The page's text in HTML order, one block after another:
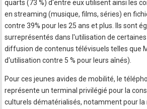
quarts (73 %) d'entre eux utilisent ainsi les
en streaming (musique, films, séries) en
contre 39% pour les 25 ans et plus. Ils sont
surreprésentés dans l'utilisation de
diffusion de contenus télévisuels telles que
d'utilisation contre 5 % pour leurs aînés).
Pour ces jeunes avides de mobilité, le
représente un terminal privilégié pour la
culturels dématérialisés, notamment pour la